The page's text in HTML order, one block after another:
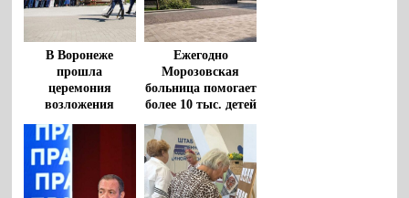
В Воронеже
прошла
церемония
возложения
цветов к
монументу
«Воронеж – родина
ВДВ»
Ежегодно
Морозовская
больница помогает
более 10 тыс. детей
из регионов